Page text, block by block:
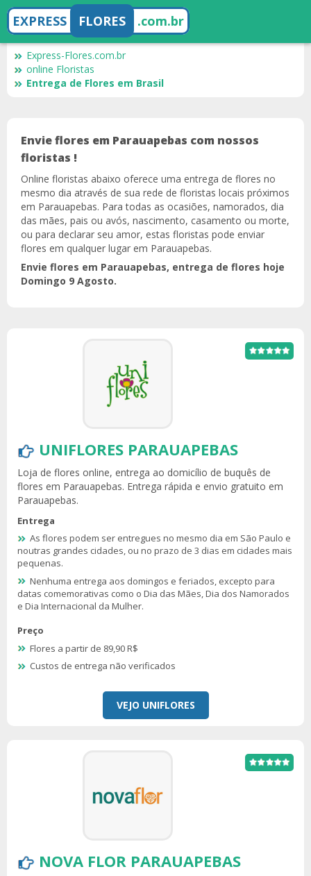
EXPRESS FLORES .com.br
Express-Flores.com.br
online Floristas
Entrega de Flores em Brasil
Envie flores em Parauapebas com nossos
floristas !
Online floristas abaixo oferece uma entrega de flores no
mesmo dia através de sua rede de floristas locais próximos
em Parauapebas. Para todas as ocasiões, namorados, dia
das mães, pais ou avós, nascimento, casamento ou morte,
ou para declarar seu amor, estas floristas pode enviar
flores em qualquer lugar em Parauapebas.
Envie flores em Parauapebas, entrega de flores hoje
Domingo 9 Agosto.
UNIFLORES PARAUAPEBAS
Loja de flores online, entrega ao domicílio de buquês de
flores em Parauapebas. Entrega rápida e envio gratuito em
Parauapebas.
Entrega
As flores podem ser entregues no mesmo dia em São Paulo e
noutras grandes cidades, ou no prazo de 3 dias em cidades mais
pequenas.
Nenhuma entrega aos domingos e feriados, excepto para
datas comemorativas como o Dia das Mães, Dia dos Namorados
e Dia Internacional da Mulher.
Preço
Flores a partir de 89,90 R$
Custos de entrega não verificados
VEJO UNIFLORES
NOVA FLOR PARAUAPEBAS